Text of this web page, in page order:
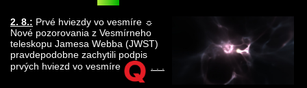
2. 8.: Prvé hviezdy vo vesmíre ☼
Nové pozorovania z Vesmírneho
teleskopu Jamesa Webba (JWST)
pravdepodobne zachytili podpis
prvých hviezd vo vesmíre